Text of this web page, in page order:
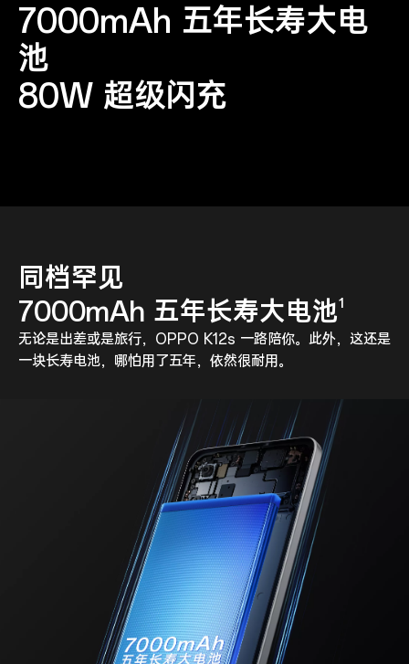
7000mAh 五年长寿大电
池
80W 超级闪充
同档罕见
7000mAh 五年长寿大电池1
无论是出差或是旅行，OPPO K12s 一路陪你。此外，这还是
一块长寿电池，哪怕用了五年，依然很耐用。